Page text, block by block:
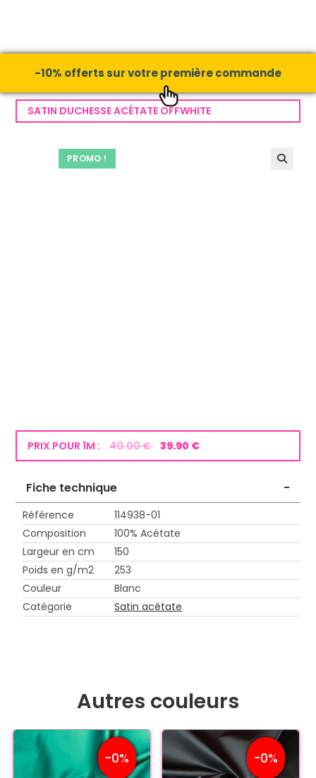
-10% offerts sur votre première commande
PROMO !
SATIN DUCHESSE ACÉTATE OFFWHITE
PRIX POUR 1M : 40.00 € 39.90 €
Fiche technique -
Référence
114938-01
Composition
100% Acétate
Largeur en cm
150
Poids en g/m2
253
Couleur
Blanc
Catégorie
Satin acétate
Autres couleurs
-0% -0%